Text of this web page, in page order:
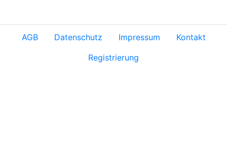
AGB Datenschutz Impressum
Kontakt
Registrierung